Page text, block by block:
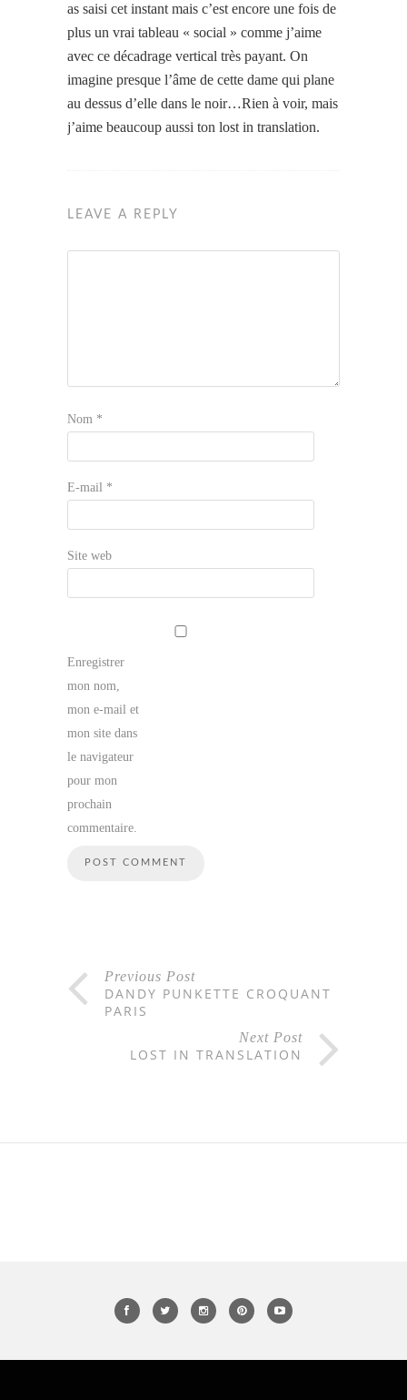
as saisi cet instant mais c’est encore une fois de
plus un vrai tableau « social » comme j’aime
avec ce décadrage vertical très payant. On
imagine presque l’âme de cette dame qui plane
au dessus d’elle dans le noir…Rien à voir, mais
j’aime beaucoup aussi ton lost in translation.
LEAVE A REPLY
Nom *
E-mail *
Site web
Enregistrer
mon nom,
mon e-mail et
mon site dans
le navigateur
pour mon
prochain
commentaire.
Previous Post
DANDY PUNKETTE CROQUANT
PARIS
Next Post
LOST IN TRANSLATION